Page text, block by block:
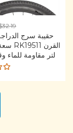
32.19
حقيبة سرج
لتر مقاومة للماء